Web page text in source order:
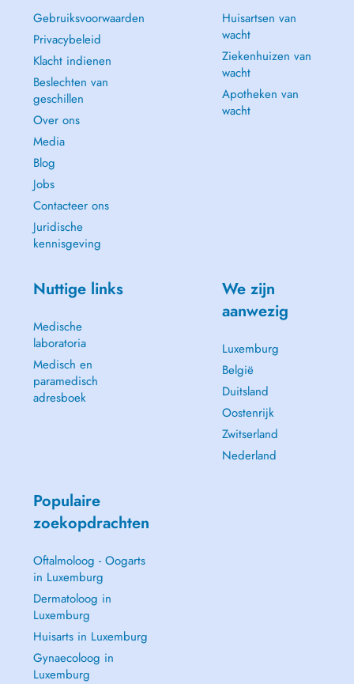
Gebruiksvoorwaarden
Privacybeleid
Klacht indienen
Beslechten van
geschillen
Over ons
Media
Blog
Jobs
Contacteer ons
Juridische
kennisgeving
Huisartsen van
wacht
Ziekenhuizen van
wacht
Apotheken van
wacht
Nuttige links
Medische
laboratoria
Medisch en
paramedisch
adresboek
We zijn
aanwezig
Luxemburg
België
Duitsland
Oostenrijk
Zwitserland
Nederland
Populaire
zoekopdrachten
Oftalmoloog - Oogarts
in Luxemburg
Dermatoloog in
Luxemburg
Huisarts in Luxemburg
Gynaecoloog in
Luxemburg